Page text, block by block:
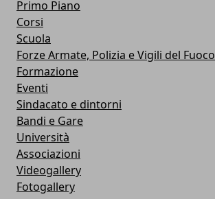
Primo Piano
Corsi
Scuola
Forze Armate, Polizia e Vigili del Fuoco
Formazione
Eventi
Sindacato e dintorni
Bandi e Gare
Università
Associazioni
Videogallery
Fotogallery